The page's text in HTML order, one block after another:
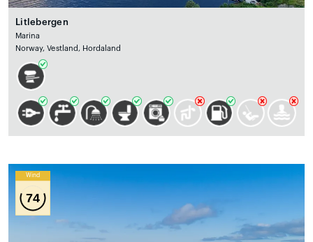
Litlebergen
Marina
Norway, Vestland, Hordaland
Wind
74